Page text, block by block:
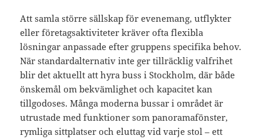
Att samla större sällskap för evenemang, utflykter
eller företagsaktiviteter kräver ofta flexibla
lösningar anpassade efter gruppens specifika behov.
När standardalternativ inte ger tillräcklig valfrihet
blir det aktuellt att hyra buss i Stockholm, där både
önskemål om bekvämlighet och kapacitet kan
tillgodoses. Många moderna bussar i området är
utrustade med funktioner som panoramafönster,
rymliga sittplatser och eluttag vid varje stol – ett